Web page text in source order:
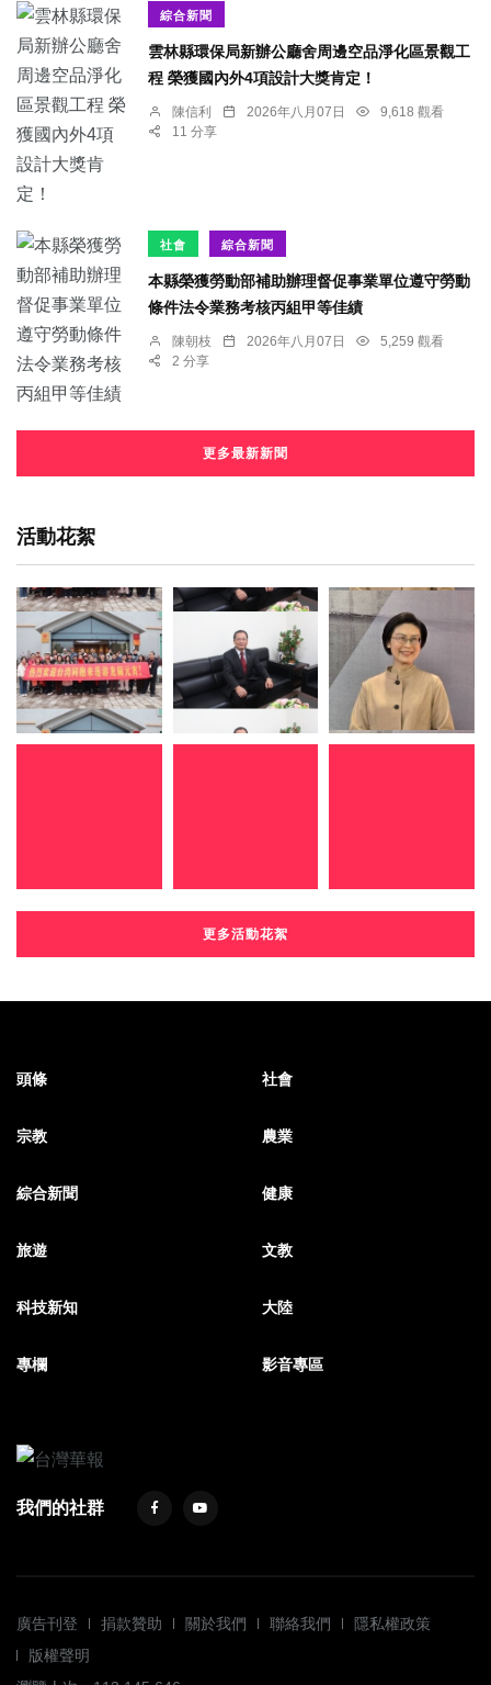
綜合新聞
雲林縣環保局新辦公廳舍周邊空品淨化區景觀工
程 榮獲國內外4項設計大獎肯定！
陳信利 2026年八月07日
9,618 觀看
11 分享
社會 綜合新聞
本縣榮獲勞動部補助辦理督促事業單位遵守勞動
條件法令業務考核丙組甲等佳績
陳朝枝 2026年八月07日
5,259 觀看
2 分享
更多最新新聞
活動花絮
更多活動花絮
頭條 社會
宗教 農業
綜合新聞 健康
旅遊 文教
科技新知 大陸
專欄 影音專區
我們的社群
廣告刊登 捐款贊助 關於我們 聯絡我們
隱私權政策
版權聲明